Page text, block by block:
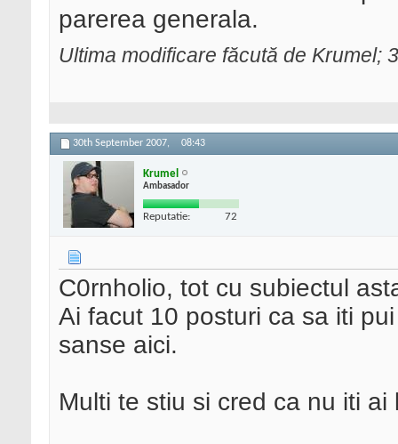
parerea generala.
Ultima modificare făcută de Krumel;
30th September 2007, 08:43
Krumel
Ambasador
Reputatie: 72
C0rnholio, tot cu subiectul
Ai facut 10 posturi ca sa iti
sanse aici.
Multi te stiu si cred ca nu iti ai